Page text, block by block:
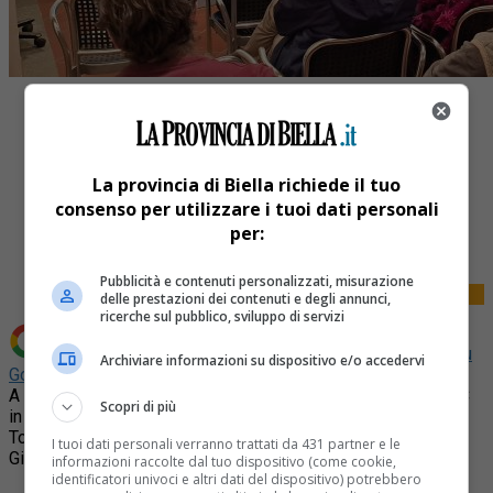
Share
Aggiungi La Provincia di Biella come Fonte preferita su
Google
A partire dalla settimana dell’8 giugno e fino al 13 luglio ABC
in collaborazione con la facoltà di Agraria dell’Università di
Torino e DocBi avvierà il tirocinio dello studente biellese
Giacomo Corda.
La provincia di Biella richiede il tuo
consenso per utilizzare i tuoi dati personali
per:
Pubblicità e contenuti personalizzati, misurazione
delle prestazioni dei contenuti e degli annunci,
ricerche sul pubblico, sviluppo di servizi
Archiviare informazioni su dispositivo e/o accedervi
Scopri di più
I tuoi dati personali verranno trattati da 431 partner e le
informazioni raccolte dal tuo dispositivo (come cookie,
identificatori univoci e altri dati del dispositivo) potrebbero